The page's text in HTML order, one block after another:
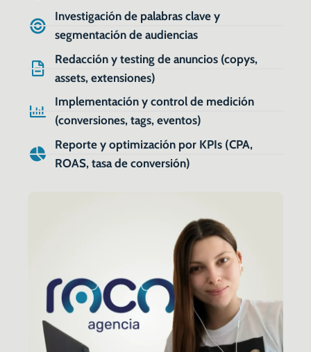
Investigación de palabras clave y
segmentación de audiencias
Redacción y testing de anuncios (copys,
assets, extensiones)
Implementación y control de medición
(conversiones, tags, eventos)
Reporte y optimización por KPIs (CPA,
ROAS, tasa de conversión)